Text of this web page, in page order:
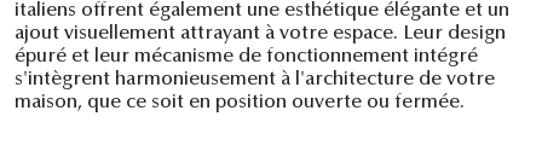
italiens offrent également une esthétique élégante et un
ajout visuellement attrayant à votre espace. Leur design
épuré et leur mécanisme de fonctionnement intégré
s'intègrent harmonieusement à l'architecture de votre
maison, que ce soit en position ouverte ou fermée.